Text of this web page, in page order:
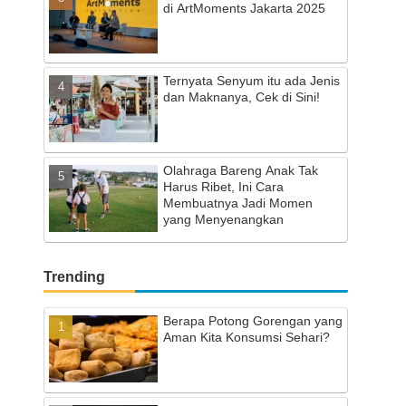
di ArtMoments Jakarta 2025
Ternyata Senyum itu ada Jenis
dan Maknanya, Cek di Sini!
Olahraga Bareng Anak Tak
Harus Ribet, Ini Cara
Membuatnya Jadi Momen
yang Menyenangkan
Trending
Berapa Potong Gorengan yang
Aman Kita Konsumsi Sehari?